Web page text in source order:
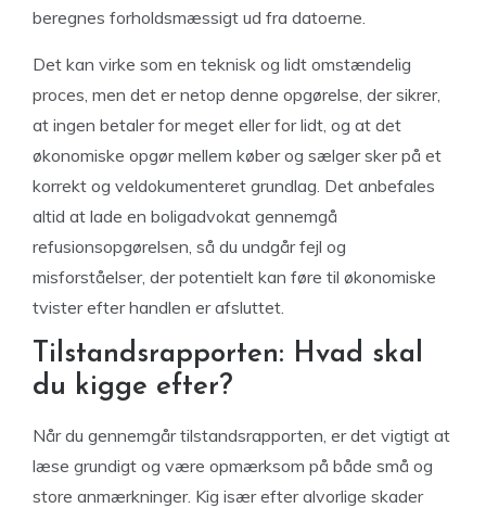
beregnes forholdsmæssigt ud fra datoerne.
Det kan virke som en teknisk og lidt omstændelig
proces, men det er netop denne opgørelse, der sikrer,
at ingen betaler for meget eller for lidt, og at det
økonomiske opgør mellem køber og sælger sker på et
korrekt og veldokumenteret grundlag. Det anbefales
altid at lade en boligadvokat gennemgå
refusionsopgørelsen, så du undgår fejl og
misforståelser, der potentielt kan føre til økonomiske
tvister efter handlen er afsluttet.
Tilstandsrapporten: Hvad skal
du kigge efter?
Når du gennemgår tilstandsrapporten, er det vigtigt at
læse grundigt og være opmærksom på både små og
store anmærkninger. Kig især efter alvorlige skader